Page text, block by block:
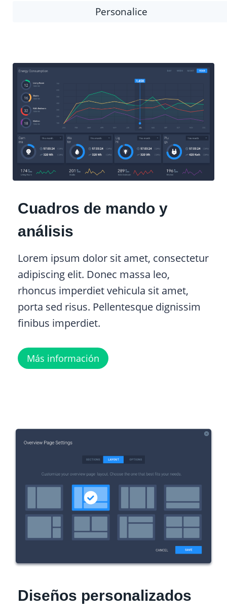
Personalice
Cuadros de mando y
análisis
Lorem ipsum dolor sit amet, consectetur
adipiscing elit. Donec massa leo,
rhoncus imperdiet vehicula sit amet,
porta sed risus. Pellentesque dignissim
finibus imperdiet.
Más información
Diseños personalizados